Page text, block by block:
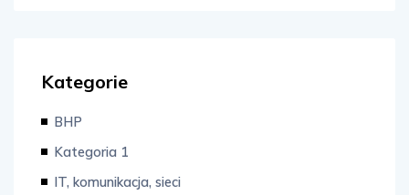
Kategorie
BHP
Kategoria 1
IT, komunikacja, sieci